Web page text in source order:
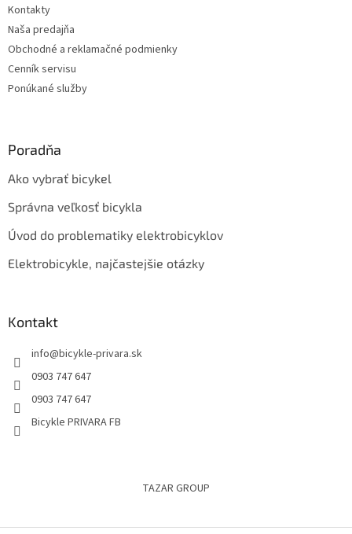
Kontakty
Naša predajňa
Obchodné a reklamačné podmienky
Cenník servisu
Ponúkané služby
Poradňa
Ako vybrať bicykel
Správna veľkosť bicykla
Úvod do problematiky elektrobicyklov
Elektrobicykle, najčastejšie otázky
Kontakt
info@bicykle-privara.sk
0903 747 647
0903 747 647
Bicykle PRIVARA FB
TAZAR GROUP